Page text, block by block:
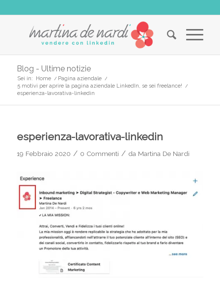
Blog - Ultime notizie
Sei in: Home / Pagina aziendale /
5 motivi per aprire la pagina aziendale LinkedIn, se sei freelance! /
esperienza-lavorativa-linkedin
esperienza-lavorativa-linkedin
19 Febbraio 2020 / 0 Commenti / da Martina De Nardi